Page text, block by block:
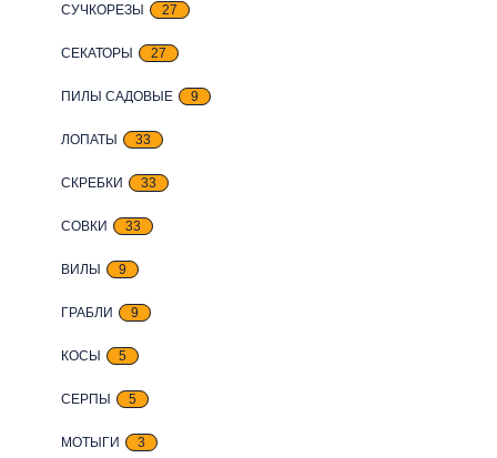
СУЧКОРЕЗЫ 27
СЕКАТОРЫ 27
ПИЛЫ САДОВЫЕ 9
ЛОПАТЫ 33
СКРЕБКИ 33
СОВКИ 33
ВИЛЫ 9
ГРАБЛИ 9
КОСЫ 5
СЕРПЫ 5
МОТЫГИ 3